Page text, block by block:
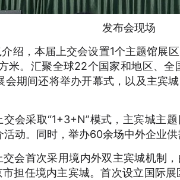
发布会现场
介绍，本届上交会设置1个主题馆展
米。汇聚全球22个国家和地区、
会期间还将举办开幕式，以及主宾
会采取“1+3+N”模式，主宾城主
动。同时，举办60余场中外企业供
会首次采用境内外双主宾城机制
担任境内主宾城。首次设立国际